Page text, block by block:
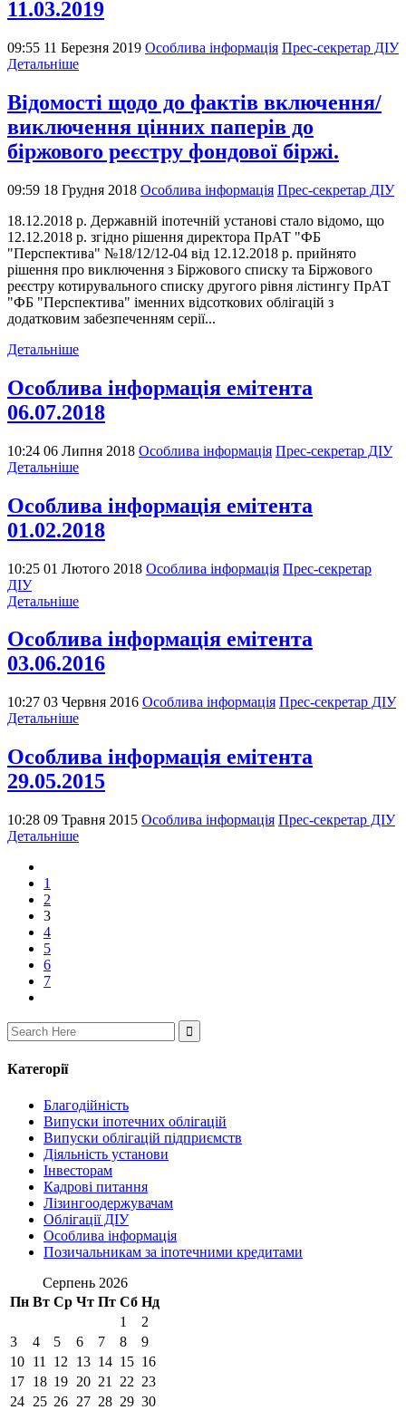
11.03.2019
09:55 11 Березня 2019 Особлива інформація Прес-секретар ДІУ
Детальніше
Відомості щодо до фактів включення/
виключення цінних паперів до
біржового реєстру фондової біржі.
09:59 18 Грудня 2018 Особлива інформація Прес-секретар ДІУ
18.12.2018 р. Державнiй iпотечнiй установi стало вiдомо, що
12.12.2018 р. згiдно рiшення директора ПрАТ "ФБ
"Перспектива" №18/12/12-04 вiд 12.12.2018 р. прийнято
рiшення про виключення з Бiржового списку та Бiржового
реєстру котирувального списку другого рiвня лiстингу ПрАТ
"ФБ "Перспектива" iменних вiдсоткових облiгацiй з
додатковим забезпеченням серiї...
Детальніше
Особлива інформація емітента
06.07.2018
10:24 06 Липня 2018 Особлива інформація Прес-секретар ДІУ
Детальніше
Особлива інформація емітента
01.02.2018
10:25 01 Лютого 2018 Особлива інформація Прес-секретар
ДІУ
Детальніше
Особлива інформація емітента
03.06.2016
10:27 03 Червня 2016 Особлива інформація Прес-секретар ДІУ
Детальніше
Особлива інформація емітента
29.05.2015
10:28 09 Травня 2015 Особлива інформація Прес-секретар ДІУ
Детальніше
1
2
3
4
5
6
7
Search
for:
Категорії
Благодійність
Випуски іпотечних облігацій
Випуски облігацій підприємств
Діяльність установи
Інвесторам
Кадрові питання
Лізингоодержувачам
Облігації ДІУ
Особлива інформація
Позичальникам за іпотечними кредитами
Серпень 2026
Пн Вт Ср Чт Пт Сб Нд
1
2
3
4 5 6 7 8
9
10 11 12 13 14 15 16
17 18 19 20 21 22 23
24 25 26 27 28 29 30